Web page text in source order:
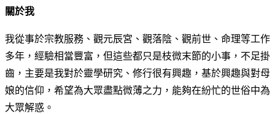
關於我
我從事於宗教服務、觀元辰宮、觀落陰、觀前世、命理等工作
多年，經驗相當豐富，但這些都只是枝微末節的小事，不足掛
齒，主要是我對於靈學研究、修行很有興趣，基於興趣與對母
娘的信仰，希望為大眾盡點微薄之力，能夠在紛忙的世俗中為
大眾解惑。